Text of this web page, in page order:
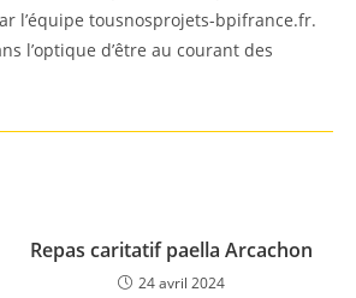
l’équipe tousnosprojets-bpifrance.fr.
l’optique d’être au courant des
Repas caritatif paella Arcachon
24 avril 2024